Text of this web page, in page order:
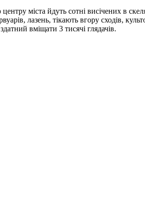
міста йдуть сотні висічених в
лазень, тікають вгору сходів,
вміщати 3 тисячі глядачів.